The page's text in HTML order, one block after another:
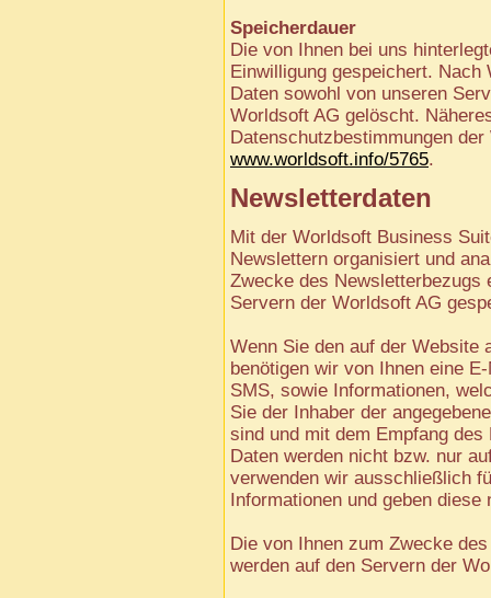
Speicherdauer
Die von Ihnen bei uns
Einwilligung gespeichert.
Daten sowohl von unseren
Worldsoft AG gelöscht.
Datenschutzbestimmungen
www.worldsoft.info/5765.
Newsletterdaten
Mit der Worldsoft Business
Newslettern organisiert und
Zwecke des Newsletterbezugs
Servern der Worldsoft AG
Wenn Sie den auf der Website
benötigen wir von Ihnen eine
SMS, sowie Informationen,
Sie der Inhaber der
sind und mit dem Empfang
Daten werden nicht bzw. nur
verwenden wir ausschließlich
Informationen und geben
Die von Ihnen zum Zwecke
werden auf den Servern der